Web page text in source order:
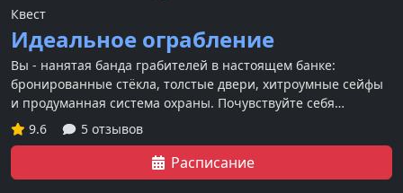
Квест
Идеальное ограбление
Вы - нанятая банда грабителей в настоящем банке:
бронированные стёкла, толстые двери, хитроумные сейфы
и продуманная система охраны. Почувствуйте себя
настоящими грабителями!
9.6 5 отзывов
Расписание